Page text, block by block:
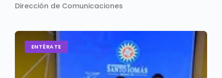
Dirección de Comunicaciones
ENTÉRATE